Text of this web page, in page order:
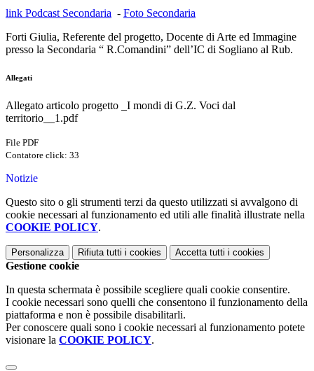
link Podcast Secondaria - Foto Secondaria
Forti Giulia, Referente del progetto, Docente di Arte ed Immagine
presso la Secondaria “ R.Comandini” dell’IC di Sogliano al Rub.
Allegati
Allegato articolo progetto _I mondi di G.Z. Voci dal
territorio__1.pdf
File PDF
Contatore click: 33
Notizie
Questo sito o gli strumenti terzi da questo utilizzati si avvalgono di
cookie necessari al funzionamento ed utili alle finalità illustrate nella
COOKIE POLICY.
Personalizza Rifiuta tutti i cookies Accetta tutti i cookies
Gestione cookie
In questa schermata è possibile scegliere quali cookie consentire.
I cookie necessari sono quelli che consentono il funzionamento della
piattaforma e non è possibile disabilitarli.
Per conoscere quali sono i cookie necessari al funzionamento potete
visionare la COOKIE POLICY.